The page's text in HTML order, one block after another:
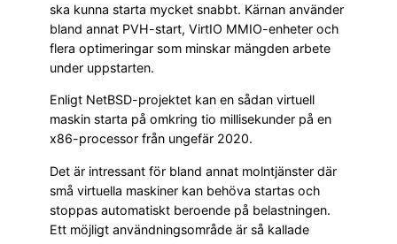
ska kunna starta mycket snabbt. Kärnan använder
bland annat PVH-start, VirtIO MMIO-enheter och
flera optimeringar som minskar mängden arbete
under uppstarten.
Enligt NetBSD-projektet kan en sådan virtuell
maskin starta på omkring tio millisekunder på en
x86-processor från ungefär 2020.
Det är intressant för bland annat molntjänster där
små virtuella maskiner kan behöva startas och
stoppas automatiskt beroende på belastningen.
Ett möjligt användningsområde är så kallade